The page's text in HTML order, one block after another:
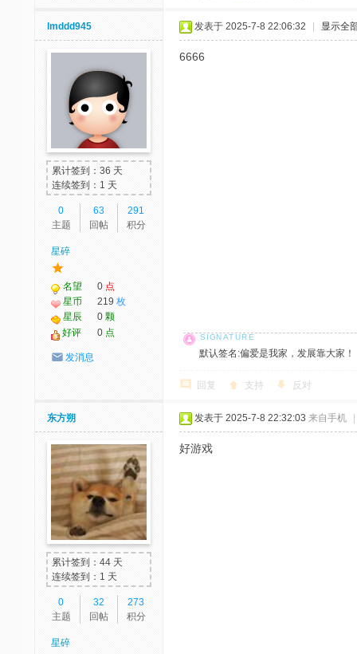
lmddd945
累计签到：36 天
连续签到：1 天
0
主题
63
回帖
291
积分
星碎
名望 0 点
星币
219 枚
星辰
0 颗
好评
0 点
发消息
发表于 2025-7-8 22:06:32 显示全
6666
默认签名:偏爱是我家，发展靠大家
回复 支持 反对
东方朔
累计签到：44 天
连续签到：1 天
0
主题
32
回帖
273
积分
星碎
发表于 2025-7-8 22:32:03 来自手机
好游戏